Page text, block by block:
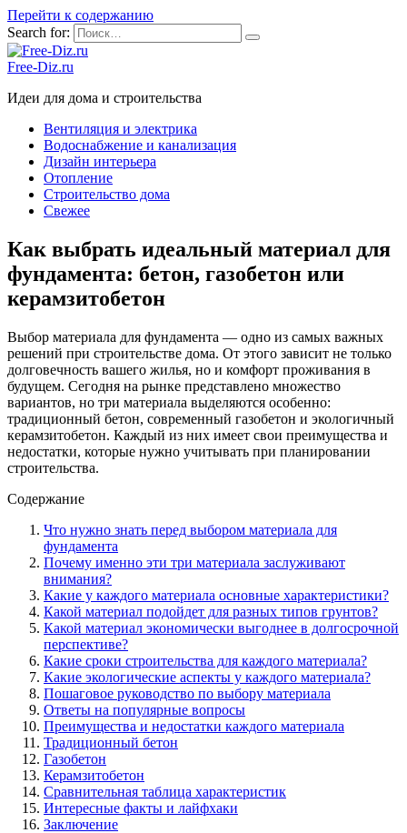
Перейти к содержанию
Search for:
Free-Diz.ru
Идеи для дома и строительства
Вентиляция и электрика
Водоснабжение и канализация
Дизайн интерьера
Отопление
Строительство дома
Свежее
Как выбрать идеальный материал для
фундамента: бетон, газобетон или
керамзитобетон
Выбор материала для фундамента — одно из самых важных
решений при строительстве дома. От этого зависит не только
долговечность вашего жилья, но и комфорт проживания в
будущем. Сегодня на рынке представлено множество
вариантов, но три материала выделяются особенно:
традиционный бетон, современный газобетон и экологичный
керамзитобетон. Каждый из них имеет свои преимущества и
недостатки, которые нужно учитывать при планировании
строительства.
Содержание
Что нужно знать перед выбором материала для
фундамента
Почему именно эти три материала заслуживают
внимания?
Какие у каждого материала основные характеристики?
Какой материал подойдет для разных типов грунтов?
Какой материал экономически выгоднее в долгосрочной
перспективе?
Какие сроки строительства для каждого материала?
Какие экологические аспекты у каждого материала?
Пошаговое руководство по выбору материала
Ответы на популярные вопросы
Преимущества и недостатки каждого материала
Традиционный бетон
Газобетон
Керамзитобетон
Сравнительная таблица характеристик
Интересные факты и лайфхаки
Заключение